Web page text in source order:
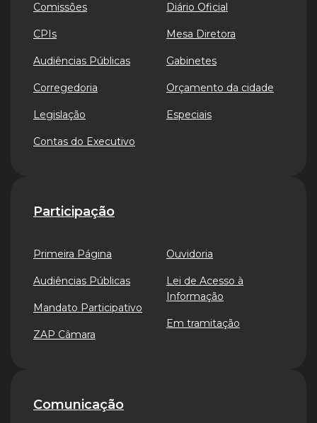
Comissões
CPIs
Audiências Públicas
Corregedoria
Legislação
Contas do Executivo
Diário Oficial
Mesa Diretora
Gabinetes
Orçamento da cidade
Especiais
Participação
Primeira Página
Audiências Públicas
Mandato Participativo
ZAP Câmara
Ouvidoria
Lei de Acesso à
Informação
Em tramitação
Comunicação